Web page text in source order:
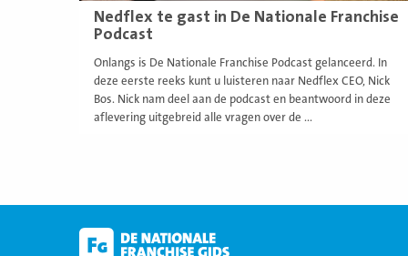
Nedflex te gast in De Nationale Franchise
Podcast
Onlangs is De Nationale Franchise Podcast gelanceerd. In
deze eerste reeks kunt u luisteren naar Nedflex CEO, Nick
Bos. Nick nam deel aan de podcast en beantwoord in deze
aflevering uitgebreid alle vragen over de ...